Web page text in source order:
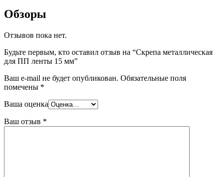
Обзоры
Отзывов пока нет.
Будьте первым, кто оставил отзыв на “Скрепа металлическая
для ПП ленты 15 мм”
Ваш e-mail не будет опубликован. Обязательные поля
помечены *
Ваша оценка
Ваш отзыв *